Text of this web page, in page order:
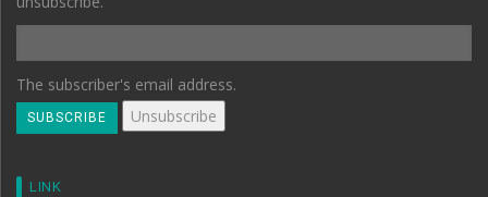
The subscriber's email address.
LINK